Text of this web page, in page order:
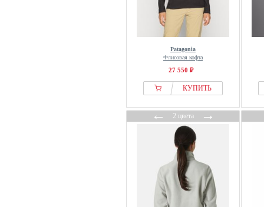
Patagonia
Флисовая кофта
27 550 ₽
КУПИТЬ
←2 цвета→